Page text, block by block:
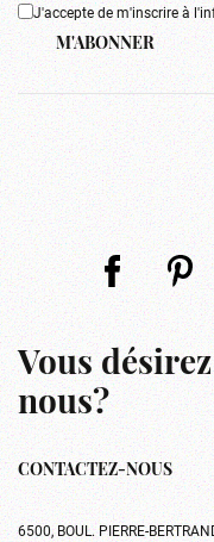
J'accepte de m'inscrire à
M'ABONNER
Vous
nous?
CONTACTEZ-NOUS
6500, BOUL. PIERRE-